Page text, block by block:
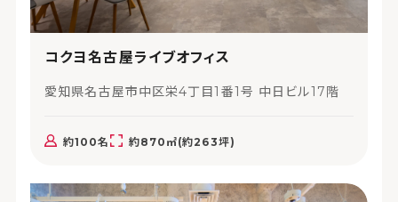
コクヨ名古屋ライブオフィス
愛知県名古屋市中区栄4丁目1番1号 中日ビル17階
約100名 約870㎡(約263坪)